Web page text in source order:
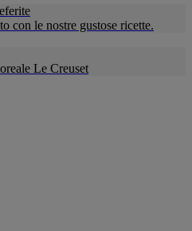
con le nostre gustose ricette.
Le Creuset